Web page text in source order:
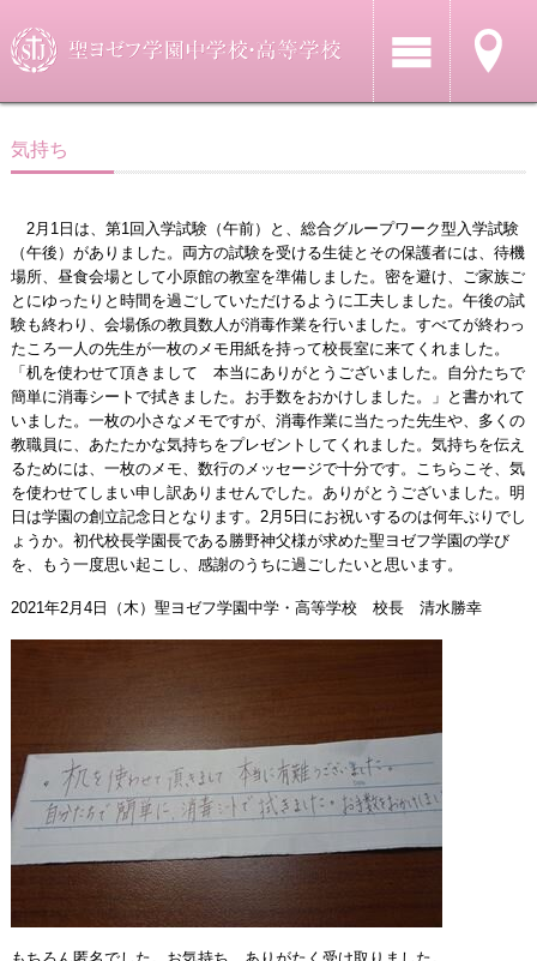
気持ち
2月1日は、第1回入学試験（午前）と、総合グループワーク型入学試験
（午後）がありました。両方の試験を受ける生徒とその保護者には、待機
場所、昼食会場として小原館の教室を準備しました。密を避け、ご家族ご
とにゆったりと時間を過ごしていただけるように工夫しました。午後の試
験も終わり、会場係の教員数人が消毒作業を行いました。すべてが終わっ
たころ一人の先生が一枚のメモ用紙を持って校長室に来てくれました。
「机を使わせて頂きまして 本当にありがとうございました。自分たちで
簡単に消毒シートで拭きました。お手数をおかけしました。」と書かれて
いました。一枚の小さなメモですが、消毒作業に当たった先生や、多くの
教職員に、あたたかな気持ちをプレゼントしてくれました。気持ちを伝え
るためには、一枚のメモ、数行のメッセージで十分です。こちらこそ、気
を使わせてしまい申し訳ありませんでした。ありがとうございました。明
日は学園の創立記念日となります。2月5日にお祝いするのは何年ぶりでし
ょうか。初代校長学園長である勝野神父様が求めた聖ヨゼフ学園の学び
を、もう一度思い起こし、感謝のうちに過ごしたいと思います。
2021年2月4日（木）聖ヨゼフ学園中学・高等学校 校長 清水勝幸